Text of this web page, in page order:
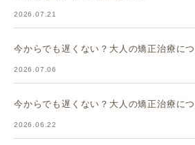
2026.07.21
今からでも遅くない？大人の矯正治療に
2026.07.06
今からでも遅くない？大人の矯正治療に
2026.06.22